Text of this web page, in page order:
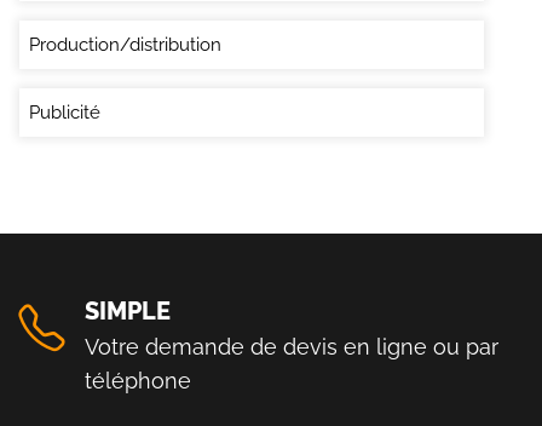
Production/distribution
Publicité
SIMPLE
Votre demande de devis en ligne ou par
téléphone